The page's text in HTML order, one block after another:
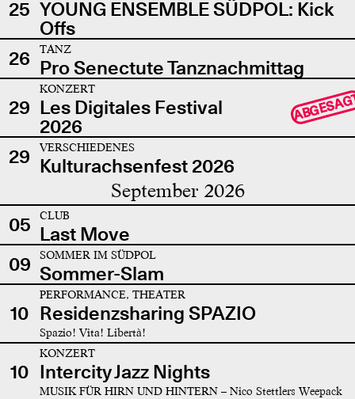
25 YOUNG ENSEMBLE SÜDPOL: Kick
Offs
26
TANZ
Pro Senectute Tanznachmittag
29
KONZERT
Les Digitales Festival
2026
29 VERSCHIEDENES
Kulturachsenfest 2026
September 2026
05 CLUB
Last Move
09
SOMMER IM SÜDPOL
Sommer-Slam
10
PERFORMANCE, THEATER
Residenzsharing SPAZIO
Spazio! Vita! Libertà!
10
KONZERT
Intercity Jazz Nights
MUSIK FÜR HIRN UND HINTERN – Nico Stettlers Weepack